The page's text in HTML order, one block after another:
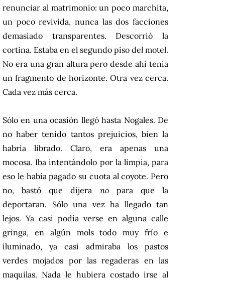
renunciar al matrimonio: un poco marchita,
un poco revivida, nunca las dos facciones
demasiado transparentes. Descorrió la
cortina. Estaba en el segundo piso del motel.
No era una gran altura pero desde ahí tenía
un fragmento de horizonte. Otra vez cerca.
Cada vez más cerca.
Sólo en una ocasión llegó hasta Nogales. De
no haber tenido tantos prejuicios, bien la
habría librado. Claro, era apenas una
mocosa. Iba intentándolo por la limpia, para
eso le había pagado su cuota al coyote. Pero
no, bastó que dijera no para que la
deportaran. Sólo una vez ha llegado tan
lejos. Ya casi podía verse en alguna calle
gringa, en algún mols todo muy frío e
iluminado, ya casi admiraba los pastos
verdes mojados por las regaderas en las
maquilas. Nada le hubiera costado irse al